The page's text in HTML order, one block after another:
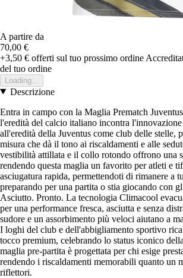
A partire da
70,00 €
+3,50 € offerti sul tuo prossimo ordine
del tuo ordine
Loading...
Descrizione
Entra in campo con la Maglia Prematch
l'eredità del calcio italiano incontra
all'eredità della Juventus come club delle stelle,
misura che dà il tono ai riscaldamenti e alle
vestibilità attillata e il collo rotondo offrono una
rendendo questa maglia un favorito per atleti e
asciugatura rapida, permettendoti di rimanere a
preparando per una partita o stia giocando con
Asciutto. Pronto. La tecnologia Climacool
per una performance fresca, asciutta e senza
sudore e un assorbimento più veloci aiutano a
I loghi del club e dell'abbigliamento sportivo
tocco premium, celebrando lo status iconico
maglia pre-partita è progettata per chi esige
rendendo i riscaldamenti memorabili quanto un
riflettori.